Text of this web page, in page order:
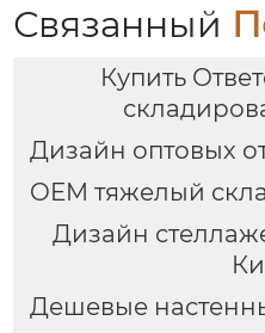
Связанный
Купить
Дизайн оптовых
OEM тяжелый
Дизайн
Дешевые